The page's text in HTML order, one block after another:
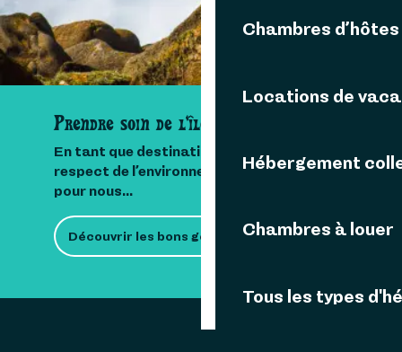
Chambres d’hôtes
Locations de
Hébergement
Chambres à louer
Tous les types
Prendre soin de l'île
En tant que destination insulaire, le
respect de l’environnement est important
pour nous...
Découvrir les bons gestes